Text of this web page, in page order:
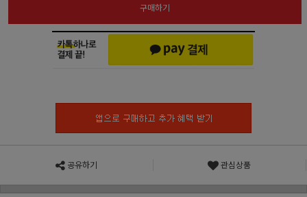
구매하기
공유하기 관심상품